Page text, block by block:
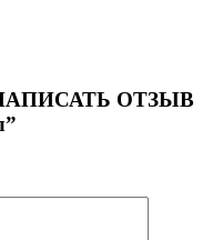
ОТЗЫВ